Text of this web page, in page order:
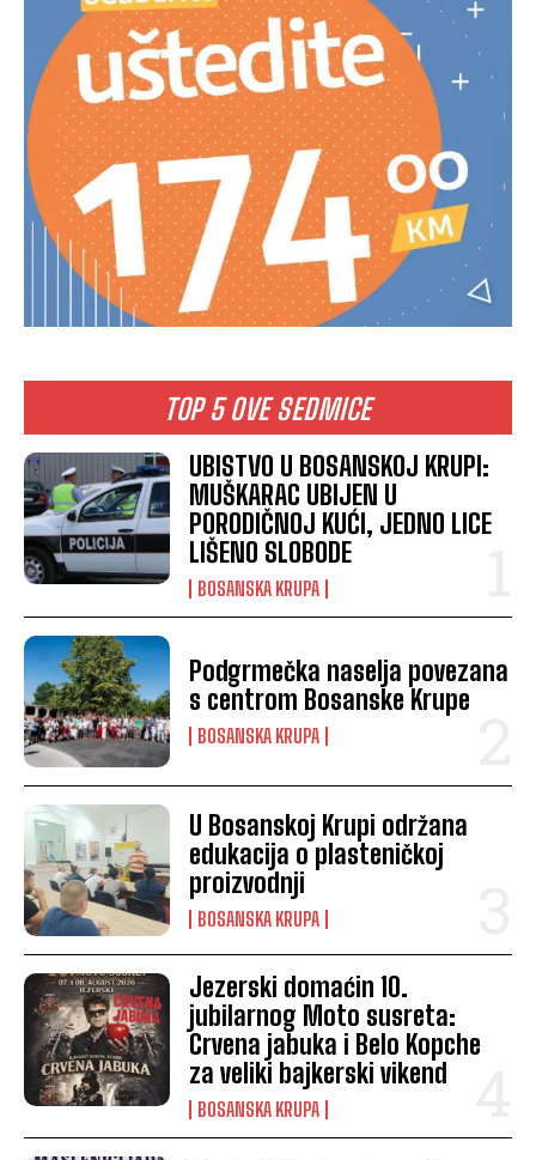
TOP 5 OVE SEDMICE
UBISTVO U BOSANSKOJ KRUPI:
MUŠKARAC UBIJEN U
PORODIČNOJ KUĆI, JEDNO LICE
LIŠENO SLOBODE
BOSANSKA KRUPA
Podgrmečka naselja povezana
s centrom Bosanske Krupe
BOSANSKA KRUPA
U Bosanskoj Krupi održana
edukacija o plasteničkoj
proizvodnji
BOSANSKA KRUPA
Jezerski domaćin 10.
jubilarnog Moto susreta:
Crvena jabuka i Belo Kopche
za veliki bajkerski vikend
BOSANSKA KRUPA